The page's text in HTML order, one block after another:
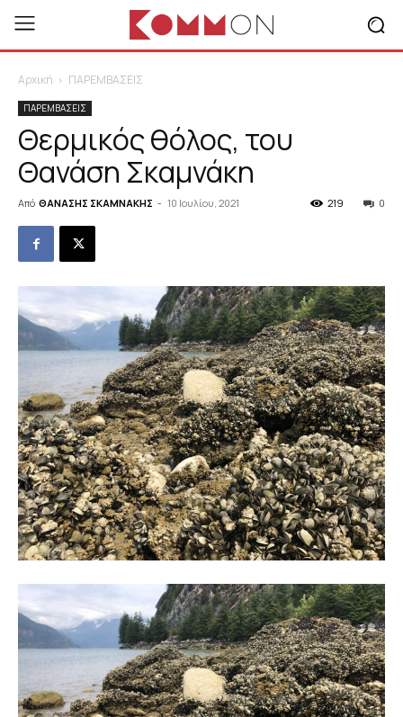
Αρχική ΠΑΡΕΜΒΑΣΕΙΣ
ΠΑΡΕΜΒΑΣΕΙΣ
Θερμικός θόλος, του
Θανάση Σκαμνάκη
Από ΘΑΝΑΣΗΣ ΣΚΑΜΝΑΚΗΣ - 10 Ιουλίου, 2021 0
219